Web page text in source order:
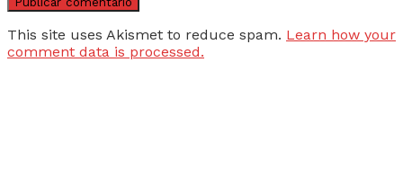
This site uses Akismet to reduce spam. Learn how your
comment data is processed.